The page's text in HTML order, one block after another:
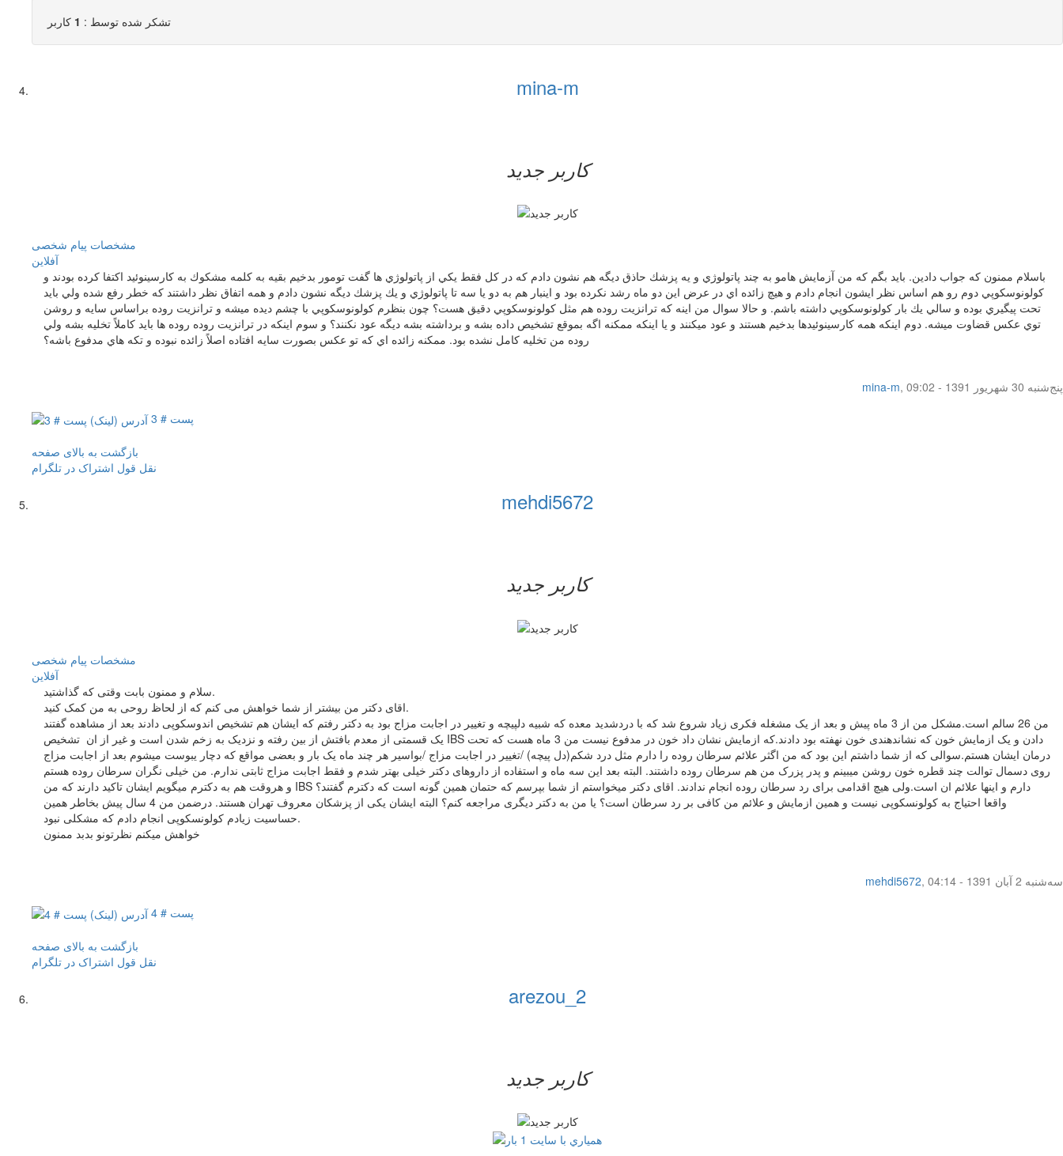
تشکر شده توسط : 1 کاربر
mina-m
کاربر جدید
مشخصات پیام شخصی
آفلاين
باسلام ممنون كه جواب دادين. بايد بگم كه من آزمايش هامو به چند پاتولوژي و يه پزشك حاذق ديگه هم نشون دادم كه در كل فقط يكي از پاتولوژي ها گفت تومور بدخيم بقيه به كلمه مشكوك به كارسينوئيد اكتفا كرده بودند و
كولونوسكوپي دوم رو هم اساس نظر ايشون انجام دادم و هيچ زائده اي در عرض اين دو ماه رشد نكرده بود و اينبار هم به دو يا سه تا پاتولوژي و يك پزشك ديگه نشون دادم و همه اتفاق نظر داشتند كه خطر رفع شده ولي بايد
تحت پيگيري بوده و سالي يك بار كولونوسكوپي داشته باشم. و حالا سوال من اينه كه ترانزيت روده هم مثل كولونوسكوپي دقيق هست؟ چون بنظرم كولونوسكوپي با چشم ديده ميشه و ترانزيت روده براساس سايه و روشن
توي عكس قضاوت ميشه. دوم اينكه همه كارسينوئيدها بدخيم هستند و عود ميكنند و يا اينكه ممكنه اگه بموقع تشخيص داده بشه و برداشته بشه ديگه عود نكنند؟ و سوم اينكه در ترانزيت روده روده ها بايد كاملاً تخليه بشه ولي
روده من تخليه كامل نشده بود. ممكنه زائده اي كه تو عكس بصورت سايه افتاده اصلاً زائده نبوده و تكه هاي مدفوع باشه؟
mina-m,
پنج‌شنبه 30 شهریور 1391 - 09:02
پست # 3
بازگشت به بالای صفحه
نقل قول اشتراک در تلگرام
mehdi5672
کاربر جدید
مشخصات پیام شخصی
آفلاين
سلام و ممنون بابت وقتی که گذاشتید.
اقای دکتر من بیشتر از شما خواهش می کنم که از لحاظ روحی به من کمک کنید.
من 26 سالم است.مشکل من از 3 ماه پیش و بعد از یک مشغله فکری زیاد شروع شد که با دردشدید معده که شبیه دلپیچه و تغییر در اجابت مزاج بود به دکتر رفتم که ایشان هم تشخیص اندوسکوپی دادند بعد از مشاهده گفتند
یک قسمتی از معدم بافتش از بین رفته و نزدیک به زخم شدن است و غیر از ان تشخیص IBS دادن و یک ازمایش خون که نشاندهندی خون نهفته بود دادند.که ازمایش نشان داد خون در مدفوع نیست من 3 ماه هست که تحت
درمان ایشان هستم.سوالی که از شما داشتم این بود که من اگثر علائم سرطان روده را دارم مثل درد شکم(دل پیچه) /تغییر در اجابت مزاج /بواسیر هر چند ماه یک بار و بعضی مواقع که دچار یبوست میشوم بعد از اجابت مزاج
روی دسمال توالت چند قطره خون روشن میبینم و پدر پزرک من هم سرطان روده داشتند. البته بعد این سه ماه و استفاده از داروهای دکتر خیلی بهتر شدم و فقط اجابت مزاج ثابتی ندارم. من خیلی نگران سرطان روده هستم
و هروقت هم به دکترم میگویم ایشان تاکید دارند که من IBS دارم و اینها علائم ان است.ولی هیچ اقدامی برای رد سرطان روده انجام ندادند. اقای دکتر میخواستم از شما بپرسم که حتمان همین گونه است که دکترم گفتند؟
واقعا احتیاج به کولونسکوپی نیست و همین ازمایش و علائم من کافی بر رد سرطان است؟ یا من به دکتر دیگری مراجعه کنم؟ البته ایشان یکی از پزشکان معروف تهران هستند. درضمن من 4 سال پیش بخاطر همین
حساسیت زیادم کولونسکوپی انجام دادم که مشکلی نبود.
خواهش میکنم نظرتونو بدبد ممنون
mehdi5672,
سه‌شنبه 2 آبان 1391 - 04:14
پست # 4
بازگشت به بالای صفحه
نقل قول اشتراک در تلگرام
arezou_2
کاربر جدید